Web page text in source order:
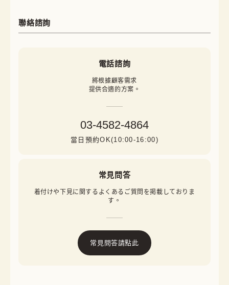
聯絡諮詢
電話諮詢
將根據顧客需求
提供合適的方案。
03-4582-4864
當日預約OK(10:00-16:00)
常見問答
着付けや下見に関するよくあるご質問を掲載しておりま
す。
常見問答請點此